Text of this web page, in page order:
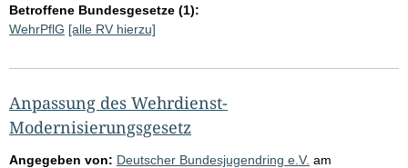
Betroffene Bundesgesetze (1):
WehrPflG [alle RV hierzu]
Anpassung des Wehrdienst-
Modernisierungsgesetz
Angegeben von: Deutscher Bundesjugendring e.V. am